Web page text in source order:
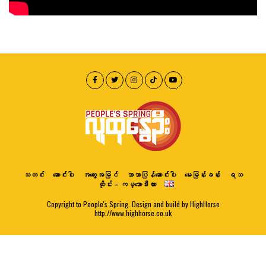
သတင်း ဆောင်းပါး အတွေးအမြင် ဘာသာပြန်ဆောင်းပါး မေးမြန်းခန်း
ရသ
ထိုင်း – ကမ္ဘောဒီးယား
Copyright to People's Spring. Design and build by HighHorse
http://www.highhorse.co.uk